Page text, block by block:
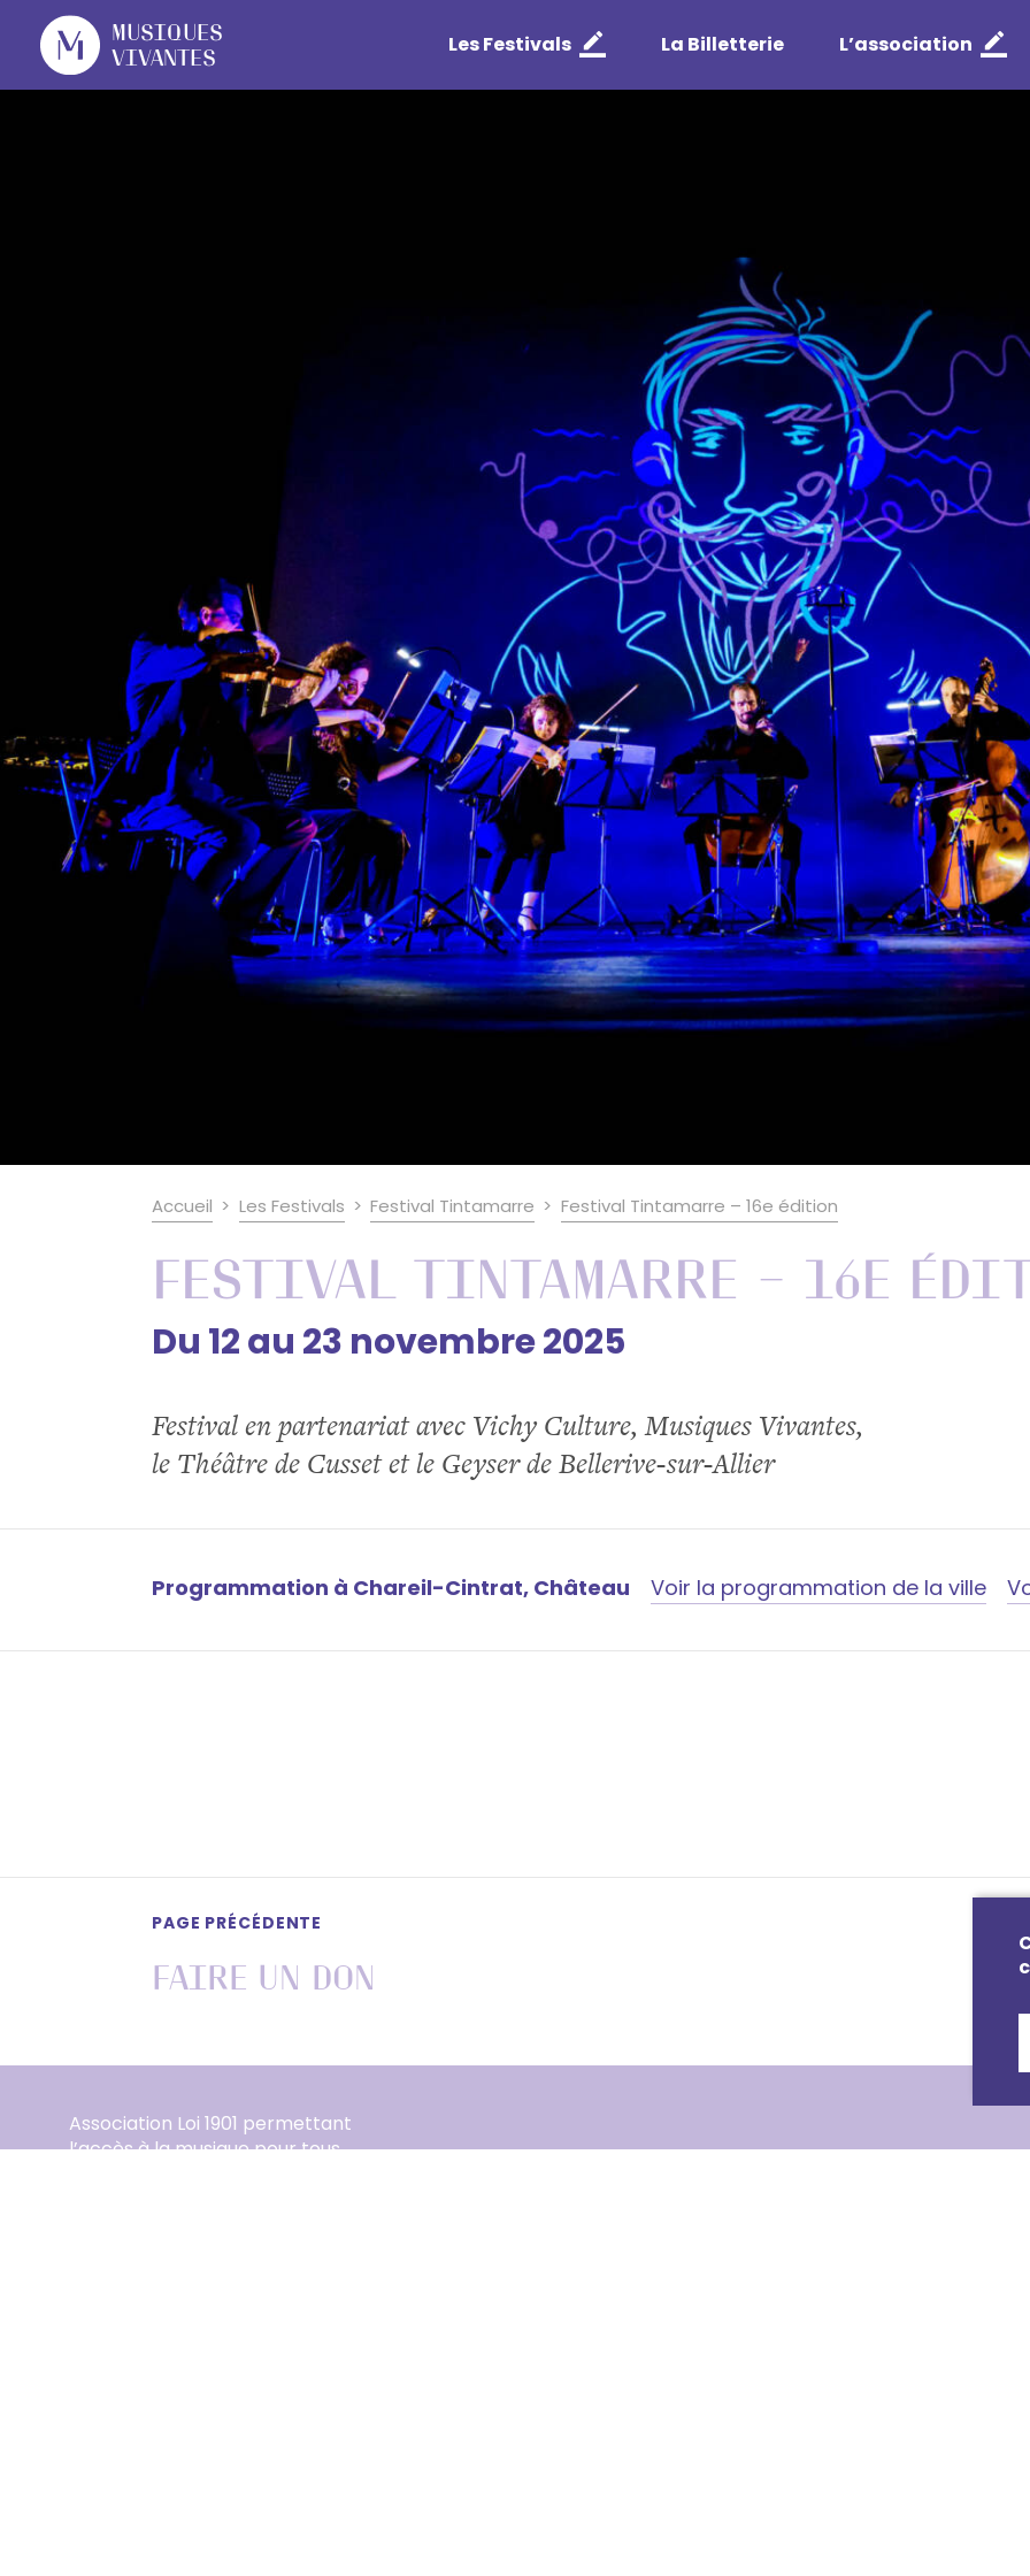
Musiques
Vivantes
Les Festivals La Billetterie L’association
Accueil Les Festivals Festival Tintamarre Festival Tintamarre – 16e édition
Festival Tintamarre – 16e
Du 12 au 23 novembre 2025
Festival en partenariat avec Vichy Culture, Musiques Vivantes,
le Théâtre de Cusset et le Geyser de Bellerive-sur-Allier
Programmation à Chareil-Cintrat, Château Voir la programmation de la ville
PAGE PRÉCÉDENTE
Faire un don
Association Loi 1901 permettant
l’accès à la musique pour tous.
Cookies management panel